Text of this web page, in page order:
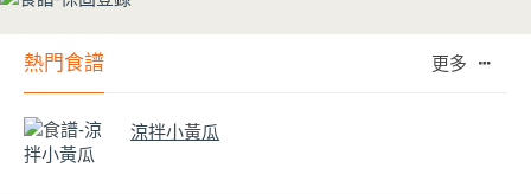
熱門食譜 更多
涼拌小黃瓜